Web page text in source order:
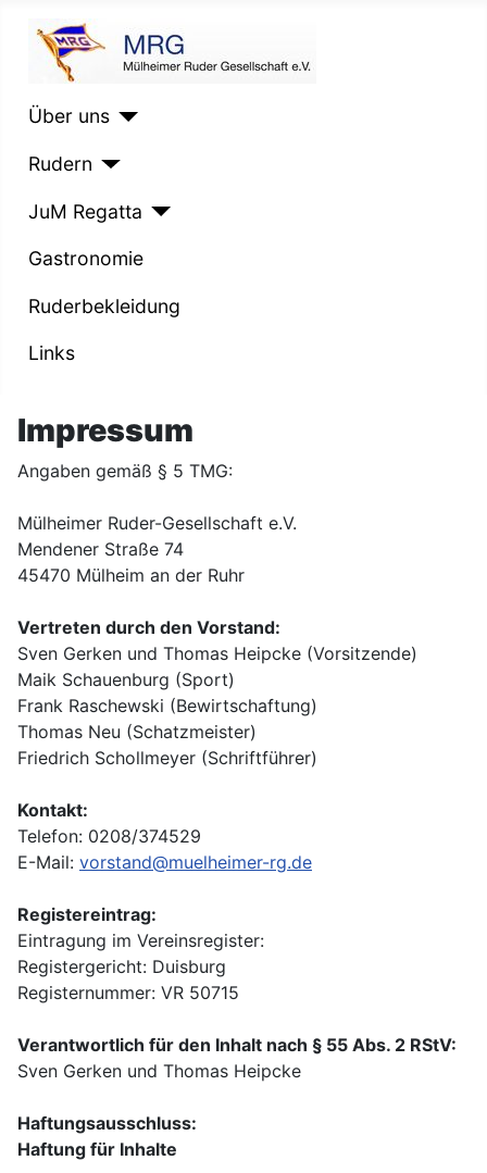
Über uns
Rudern
JuM Regatta
Gastronomie
Ruderbekleidung
Links
Impressum
Angaben gemäß § 5 TMG:
Mülheimer Ruder-Gesellschaft e.V.
Mendener Straße 74
45470 Mülheim an der Ruhr
Vertreten durch den Vorstand:
Sven Gerken und Thomas Heipcke (Vorsitzende)
Maik Schauenburg (Sport)
Frank Raschewski (Bewirtschaftung)
Thomas Neu (Schatzmeister)
Friedrich Schollmeyer (Schriftführer)
Kontakt:
Telefon: 0208/374529
E-Mail: vorstand@muelheimer-rg.de
Registereintrag:
Eintragung im Vereinsregister:
Registergericht: Duisburg
Registernummer: VR 50715
Verantwortlich für den Inhalt nach § 55 Abs. 2 RStV:
Sven Gerken und Thomas Heipcke
Haftungsausschluss:
Haftung für Inhalte